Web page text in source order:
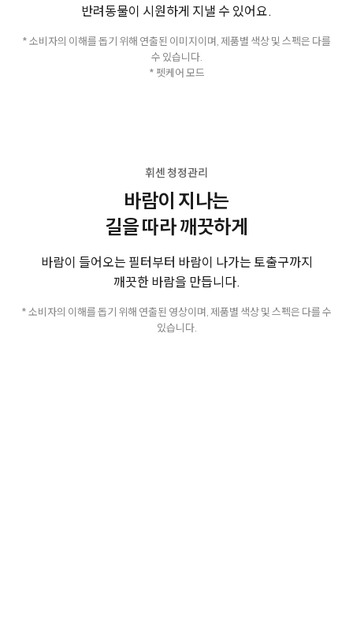
반려동물이 시원하게 지낼 수 있어요.
* 소비자의 이해를 돕기 위해 연출된 이미지이며, 제품별 색상 및 스펙은 다를
수 있습니다.
* 펫케어 모드
휘센 청정관리
바람이 지나는
길을 따라 깨끗하게
바람이 들어오는 필터부터 바람이 나가는 토출구까지
깨끗한 바람을 만듭니다.
* 소비자의 이해를 돕기 위해 연출된 영상이며, 제품별 색상 및 스펙은 다를 수
있습니다.